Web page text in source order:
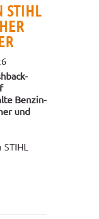
STIHL
Benzin-
und